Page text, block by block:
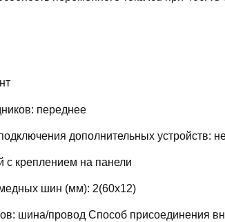
переднее
дополнительных устройств:
с креплением на панели
шин (мм): 2(60х12)
шина/провод Способ присоединения